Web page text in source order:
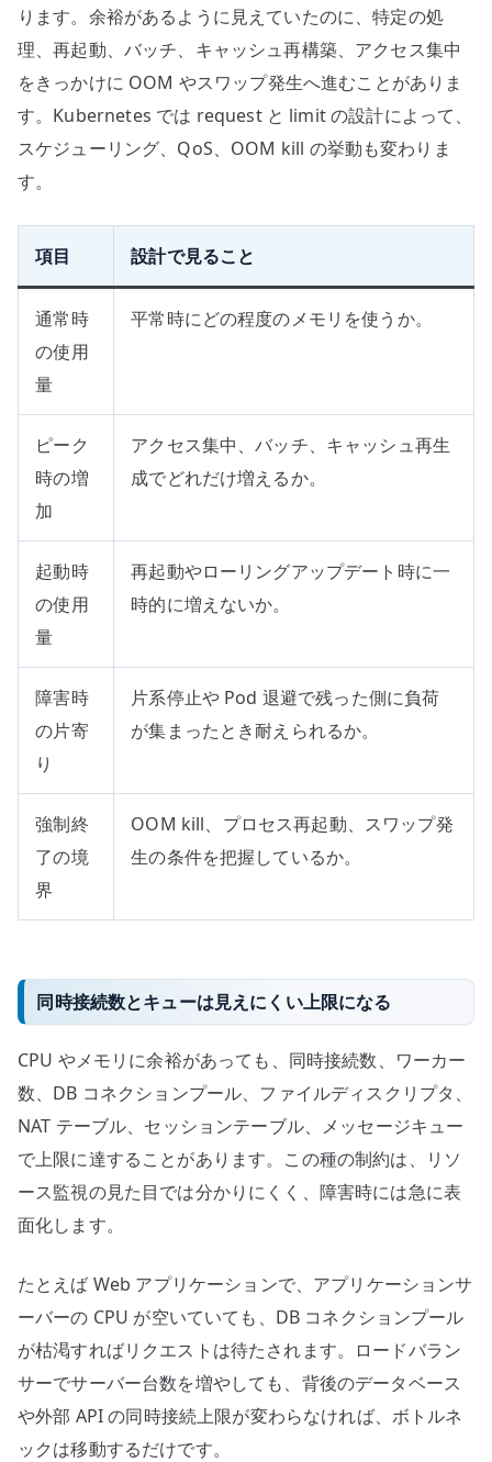
ります。余裕があるように見えていたのに、特定の処
理、再起動、バッチ、キャッシュ再構築、アクセス集中
をきっかけに OOM やスワップ発生へ進むことがありま
す。Kubernetes では request と limit の設計によって、
スケジューリング、QoS、OOM kill の挙動も変わりま
す。
項目 設計で見ること
通常時
の使用
量
平常時にどの程度のメモリを使うか。
ピーク
時の増
加
アクセス集中、バッチ、キャッシュ再生
成でどれだけ増えるか。
起動時
の使用
量
再起動やローリングアップデート時に一
時的に増えないか。
障害時
の片寄
り
片系停止や Pod 退避で残った側に負荷
が集まったとき耐えられるか。
強制終
了の境
界
OOM kill、プロセス再起動、スワップ発
生の条件を把握しているか。
同時接続数とキューは見えにくい上限になる
CPU やメモリに余裕があっても、同時接続数、ワーカー
数、DB コネクションプール、ファイルディスクリプタ、
NAT テーブル、セッションテーブル、メッセージキュー
で上限に達することがあります。この種の制約は、リソ
ース監視の見た目では分かりにくく、障害時には急に表
面化します。
たとえば Web アプリケーションで、アプリケーションサ
ーバーの CPU が空いていても、DB コネクションプール
が枯渇すればリクエストは待たされます。ロードバラン
サーでサーバー台数を増やしても、背後のデータベース
や外部 API の同時接続上限が変わらなければ、ボトルネ
ックは移動するだけです。